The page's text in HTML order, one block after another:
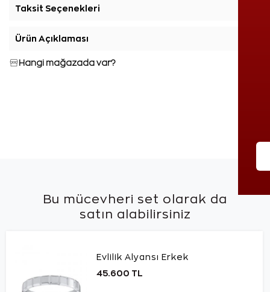
Taksit Seçenekleri
Ürün Açıklaması
Hangi mağazada var?
Bu mücevheri set olarak da
satın alabilirsiniz
Evlilik Alyansı Erkek
45.600 TL